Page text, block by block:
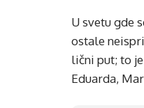
U svetu gde
ostale
lični put; to
Eduarda,